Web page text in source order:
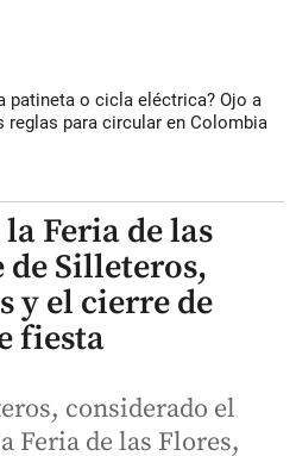
patineta o cicla eléctrica? Ojo a
reglas para circular en Colombia
Feria de las
Silleteros,
y el cierre de
fiesta
considerado el
Feria de las Flores,